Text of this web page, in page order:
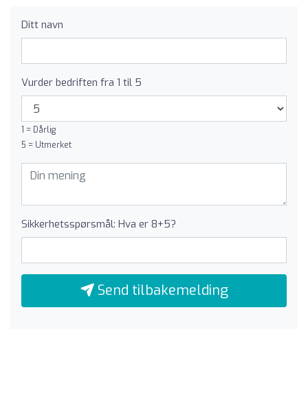
Ditt navn
Vurder bedriften fra 1 til 5
1 = Dårlig
5 = Utmerket
Sikkerhetsspørsmål: Hva er 8+5?
Send tilbakemelding